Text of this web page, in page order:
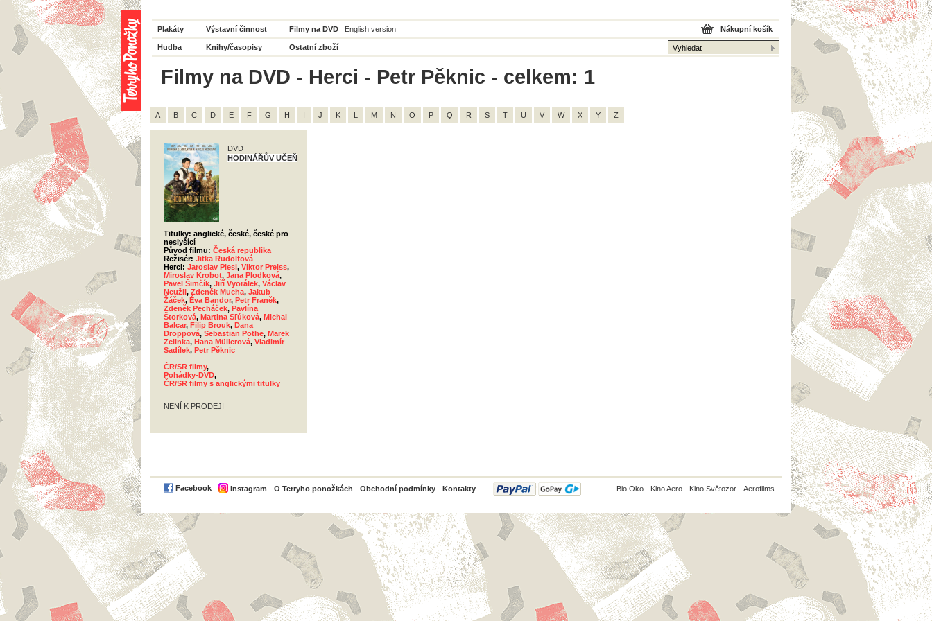
Plakáty Výstavní činnost Filmy na DVD English version
Hudba Knihy/časopisy Ostatní zboží
Nákupní košík
Filmy na DVD - Herci - Petr Pěknic - celkem: 1
A B C D E F G H I J K L M N O P Q R S T U V W X Y Z
DVD
HODINÁŘŮV UČEŇ
Titulky: anglické, české, české pro
neslyšící
Původ filmu: Česká republika
Režisér: Jitka Rudolfová
Herci: Jaroslav Plesl, Viktor Preiss,
Miroslav Krobot, Jana Plodková,
Pavel Šimčík, Jiří Vyorálek, Václav
Neužil, Zdeněk Mucha, Jakub
Žáček, Éva Bandor, Petr Franěk,
Zdeněk Pecháček, Pavlína
Štorková, Martina Sľúková, Michal
Balcar, Filip Brouk, Dana
Droppová, Sebastian Pöthe, Marek
Zelinka, Hana Müllerová, Vladimír
Sadílek, Petr Pěknic
ČR/SR filmy,
Pohádky-DVD,
ČR/SR filmy s anglickými titulky
NENÍ K PRODEJI
Facebook Instagram O Terryho ponožkách Obchodní podmínky Kontakty
PayPal Bio Oko Kino Aero Kino Světozor Aerofilms